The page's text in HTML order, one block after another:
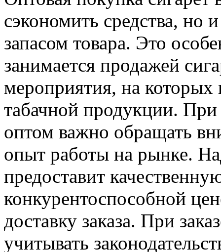
сэкономить средства, но
запасом товара. Это
занимается продажей
мероприятия, на которых
табачной продукции.
оптом важно обращать
опыт работы на рынке.
предоставит
конкурентоспособной
доставку заказа. При
учитывать